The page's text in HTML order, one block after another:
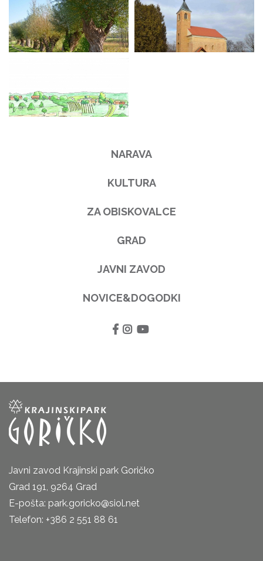
NARAVA
KULTURA
ZA OBISKOVALCE
GRAD
JAVNI ZAVOD
NOVICE&DOGODKI
Javni zavod Krajinski park Goričko
Grad 191, 9264 Grad
E-pošta: park.goricko@siol.net
Telefon: +386 2 551 88 61